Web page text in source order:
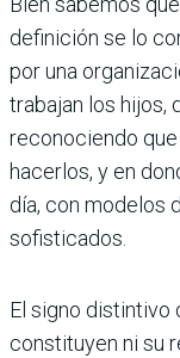
definición se lo
por una
trabajan los hijos,
reconociendo
hacerlos, y en
día, con modelos
sofisticados.
El signo distintivo
constituyen ni su